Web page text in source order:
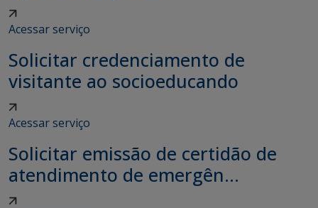
Acessar serviço
Solicitar credenciamento de
visitante ao socioeducando
Acessar serviço
Solicitar emissão de certidão de
atendimento de emergên...